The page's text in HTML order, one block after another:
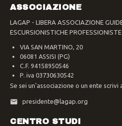
ASSOCIAZIONE
LAGAP - LIBERA ASSOCIAZIONE
ESCURSIONISTICHE PROFESSIONISTE
VIA SAN MARTINO, 20
06081 ASSISI (PG)
C.F. 94158950546
P. iva 03730630542
Se sei un'associazione o un ente scrivi
presidente@lagap.org
CENTRO STUDI